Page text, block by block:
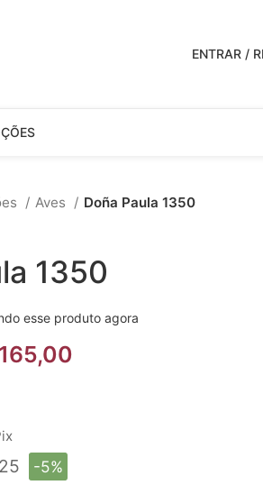
ENTRAR /
Aves Doña Paula 1350
1350
esse produto agora
165,00
-5%